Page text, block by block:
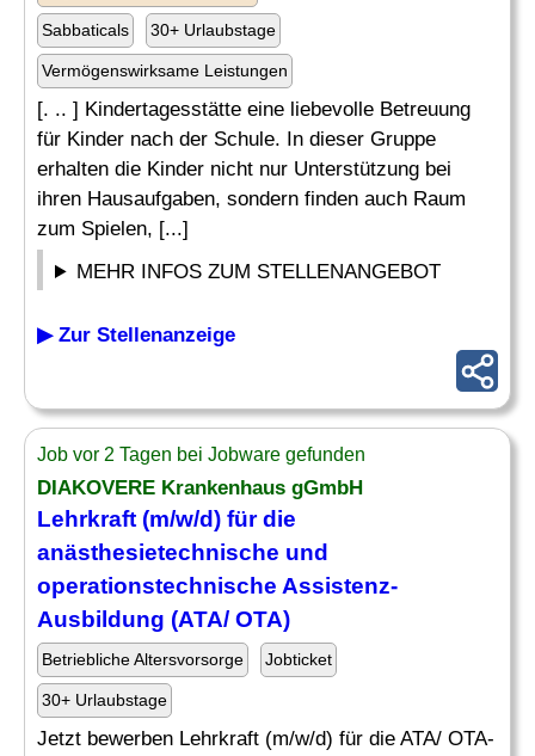
Sabbaticals 30+ Urlaubstage
Vermögenswirksame Leistungen
[. .. ] Kindertagesstätte eine liebevolle Betreuung
für Kinder nach der Schule. In dieser Gruppe
erhalten die Kinder nicht nur Unterstützung bei
ihren Hausaufgaben, sondern finden auch Raum
zum Spielen, [...]
MEHR INFOS ZUM STELLENANGEBOT
▶ Zur Stellenanzeige
Job vor 2 Tagen bei Jobware gefunden
DIAKOVERE Krankenhaus gGmbH
Lehrkraft (m/w/d) für die
anästhesietechnische und
operationstechnische Assistenz-
Ausbildung (ATA/ OTA)
Betriebliche Altersvorsorge Jobticket
30+ Urlaubstage
Jetzt bewerben Lehrkraft (m/w/d) für die ATA/ OTA-